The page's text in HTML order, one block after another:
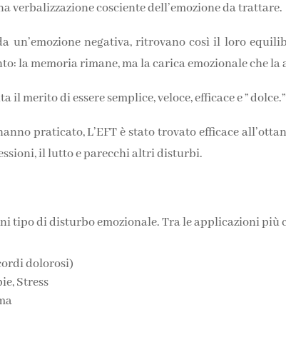
verbalizzazione cosciente dell’emozione da trattare.
un’emozione negativa, ritrovano così il loro
la memoria rimane, ma la carica emozionale che la
il merito di essere semplice, veloce, efficace e ”
praticato, L’EFT è stato trovato efficace
il lutto e parecchi altri disturbi.
tipo di disturbo emozionale. Tra le applicazioni più
dolorosi)
Stress